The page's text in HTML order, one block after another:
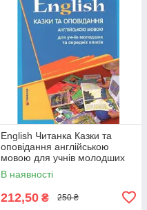
English Читанка Казки та
оповідання англійською
мовою для учнів молодших
та середніх класів Мансі Є.О
Гімназія
В наявності
212,50 ₴ 250 ₴